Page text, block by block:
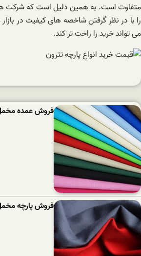
متفاوت است. به همین دلیل است که شرکت
را با در نظر گرفتن شاخصه های کیفیت در
می تواند خرید را راحت تر کند.
فروش عمده
فروش پارچه